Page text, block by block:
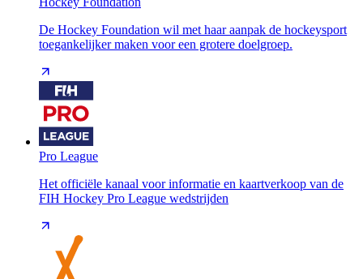
De Hockey Foundation wil met haar aanpak de hockeysport
toegankelijker maken voor een grotere doelgroep.
Pro League
Het officiële kanaal voor informatie en kaartverkoop van de
FIH Hockey Pro League wedstrijden